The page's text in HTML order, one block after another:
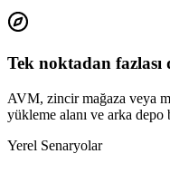
Tek noktadan
AVM, zincir mağaza veya
yükleme alanı ve arka
Yerel Senaryolar